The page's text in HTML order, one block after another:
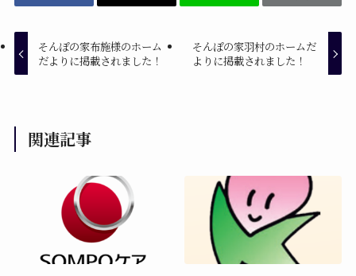
そんぽの家布施様のホーム
だよりに掲載されました！
そんぽの家羽村のホームだ
よりに掲載されました！
関連記事